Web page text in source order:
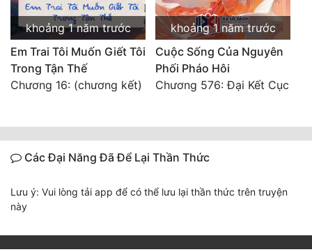
khoảng 1 năm trước
Em Trai Tôi Muốn Giết Tôi
Trong Tận Thế
Chương 16: (chương kết)
khoảng 1 năm trước
Cuộc Sống Của Nguyên
Phối Pháo Hôi
Chương 576: Đại Kết Cục
Các Đại Năng Đã Để Lại Thần Thức
Lưu ý: Vui lòng tải app để có thể lưu lại thần thức trên truyện
này